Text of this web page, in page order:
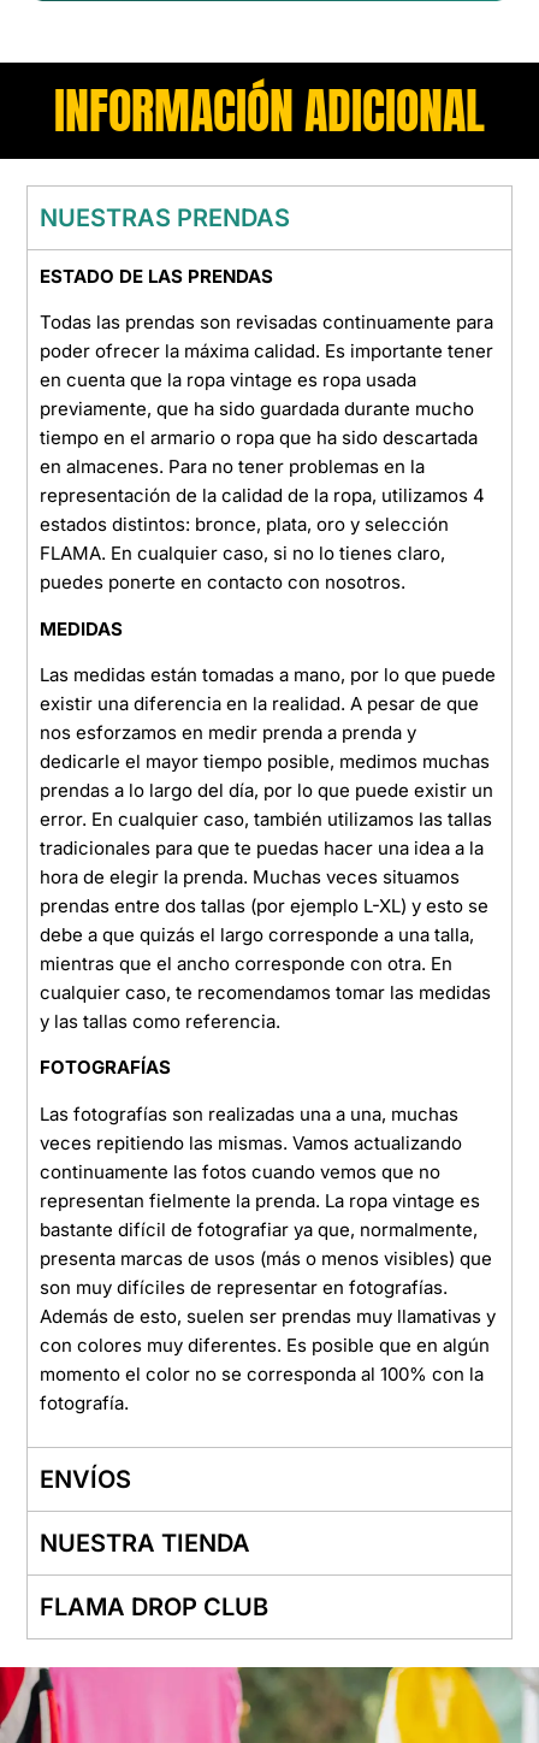
INFORMACIÓN ADICIONAL
NUESTRAS PRENDAS
ESTADO DE LAS PRENDAS
Todas las prendas son revisadas continuamente para
poder ofrecer la máxima calidad. Es importante tener
en cuenta que la ropa vintage es ropa usada
previamente, que ha sido guardada durante mucho
tiempo en el armario o ropa que ha sido descartada
en almacenes. Para no tener problemas en la
representación de la calidad de la ropa, utilizamos 4
estados distintos: bronce, plata, oro y selección
FLAMA. En cualquier caso, si no lo tienes claro,
puedes ponerte en contacto con nosotros.
MEDIDAS
Las medidas están tomadas a mano, por lo que puede
existir una diferencia en la realidad. A pesar de que
nos esforzamos en medir prenda a prenda y
dedicarle el mayor tiempo posible, medimos muchas
prendas a lo largo del día, por lo que puede existir un
error. En cualquier caso, también utilizamos las tallas
tradicionales para que te puedas hacer una idea a la
hora de elegir la prenda. Muchas veces situamos
prendas entre dos tallas (por ejemplo L-XL) y esto se
debe a que quizás el largo corresponde a una talla,
mientras que el ancho corresponde con otra. En
cualquier caso, te recomendamos tomar las medidas
y las tallas como referencia.
FOTOGRAFÍAS
Las fotografías son realizadas una a una, muchas
veces repitiendo las mismas. Vamos actualizando
continuamente las fotos cuando vemos que no
representan fielmente la prenda. La ropa vintage es
bastante difícil de fotografiar ya que, normalmente,
presenta marcas de usos (más o menos visibles) que
son muy difíciles de representar en fotografías.
Además de esto, suelen ser prendas muy llamativas y
con colores muy diferentes. Es posible que en algún
momento el color no se corresponda al 100% con la
fotografía.
ENVÍOS
NUESTRA TIENDA
FLAMA DROP CLUB